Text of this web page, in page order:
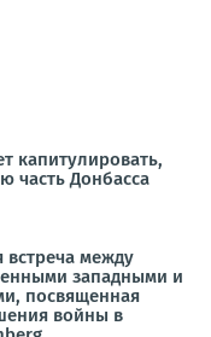
капитулировать,
часть Донбасса
встреча между
западными и
посвященная
войны в